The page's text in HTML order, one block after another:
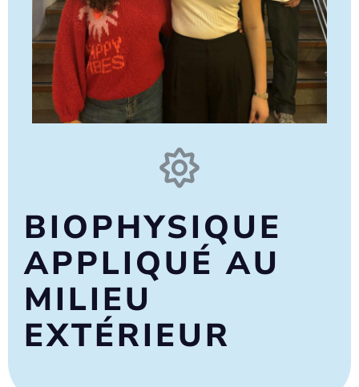
BIOPHYSIQUE
APPLIQUÉ AU
MILIEU
EXTÉRIEUR